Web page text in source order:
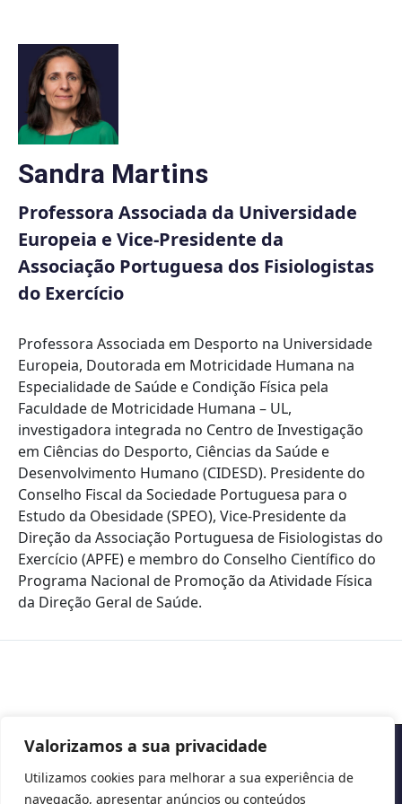
Valorizamos a sua privacidade
Utilizamos cookies para melhorar a sua experiência de
navegação, apresentar anúncios ou conteúdos
content
Sandra Martins
Professora Associada da Universidade
Europeia e Vice-Presidente da
Associação Portuguesa dos Fisiologistas
do Exercício
Professora Associada em Desporto na Universidade
Europeia, Doutorada em Motricidade Humana na
Especialidade de Saúde e Condição Física pela
Faculdade de Motricidade Humana – UL,
investigadora integrada no Centro de Investigação
em Ciências do Desporto, Ciências da Saúde e
Desenvolvimento Humano (CIDESD). Presidente do
Conselho Fiscal da Sociedade Portuguesa para o
Estudo da Obesidade (SPEO), Vice-Presidente da
Direção da Associação Portuguesa de Fisiologistas do
Exercício (APFE) e membro do Conselho Científico do
Programa Nacional de Promoção da Atividade Física
da Direção Geral de Saúde.
Copyright © 2026 Cascais International Health Forum